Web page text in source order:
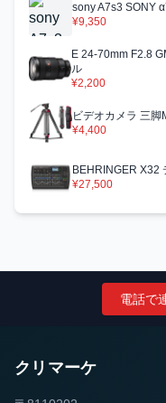
sony A7s3 SONY
¥9,350
E 24-70mm F2.8
ル
¥2,200
ビデオカメラ 三
¥4,400
BEHRINGER X32
¥27,500
電話で
クリマーケ